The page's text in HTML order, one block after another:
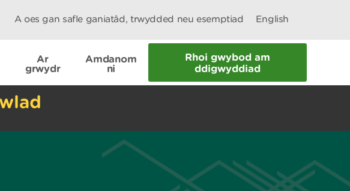
A oes gan safle ganiatâd, trwydded neu esemptiad English
Ar
grwydr
Amdanom
ni
Rhoi gwybod am
ddigwyddiad